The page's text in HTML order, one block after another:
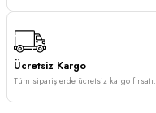
Ücretsiz Kargo
Tüm siparişlerde ücretsiz kargo fırsatı.